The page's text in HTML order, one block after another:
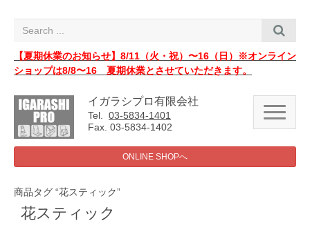
i
【夏期休業のお知らせ】8/11（火・祝）〜16（日）※オンライン
ショップは8/8〜16 夏期休業とさせていただきます。
イガラシプロ有限会社
Tel. 03-5834-1401
Fax. 03-5834-1402
N
a
v
ONLINE SHOPへ
商品タグ “花スティック”
花スティック